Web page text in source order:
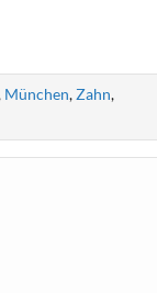
München,Zahn,